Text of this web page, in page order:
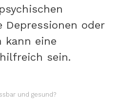
Depressionen oder
kann eine
sein.
und gesund?